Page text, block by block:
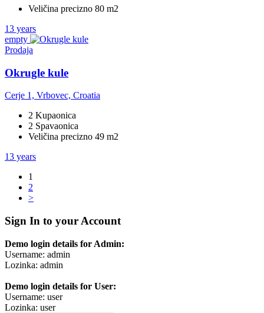
Veličina precizno 80 m2
13 years
empty
Prodaja
Okrugle kule
Cerje 1, Vrbovec, Croatia
2 Kupaonica
2 Spavaonica
Veličina precizno 49 m2
13 years
1
2
>
Sign In to your Account
Demo login details for Admin:
Username: admin
Lozinka: admin
Demo login details for User:
Username: user
Lozinka: user